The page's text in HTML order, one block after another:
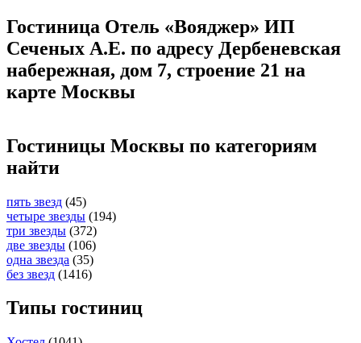
Гостиница Отель «Вояджер» ИП
Сеченых А.Е. по адресу Дербеневская
набережная, дом 7, строение 21 на
карте Москвы
Гостиницы Москвы по категориям
найти
пять звезд (45)
четыре звезды (194)
три звезды (372)
две звезды (106)
одна звезда (35)
без звезд (1416)
Типы гостиниц